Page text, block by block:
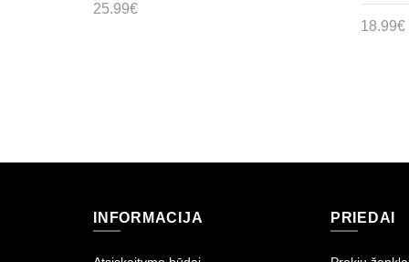
25.99€
18.99€
INFORMACIJA PRIEDAI